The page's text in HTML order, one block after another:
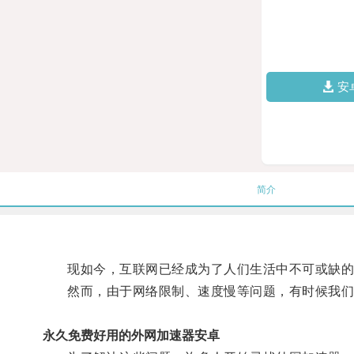
安
简介
现如今，互联网已经成为了人们生活中不可或缺
然而，由于网络限制、速度慢等问题，有时候我
永久免费好用的外网加速器安卓